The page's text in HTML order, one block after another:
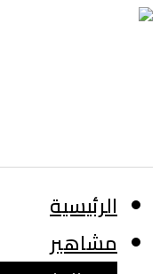
الرئيسية
مشاهير